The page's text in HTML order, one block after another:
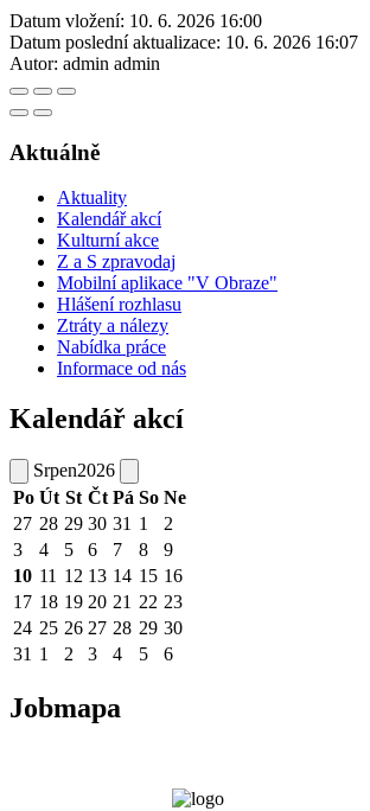
Datum vložení: 10. 6. 2026 16:00
Datum poslední aktualizace: 10. 6. 2026 16:07
Autor: admin admin
Aktuálně
Aktuality
Kalendář akcí
Kulturní akce
Z a S zpravodaj
Mobilní aplikace "V Obraze"
Hlášení rozhlasu
Ztráty a nálezy
Nabídka práce
Informace od nás
Kalendář akcí
Srpen2026
Po Út St Čt Pá So Ne
27 28 29 30 31 1
2
3
4 5 6 7 8
9
10 11 12 13 14 15 16
17 18 19 20 21 22 23
24 25 26 27 28 29 30
31 1 2 3 4 5 6
Jobmapa